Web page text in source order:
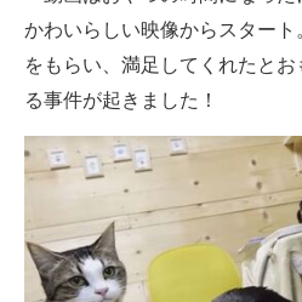
かわいらしい映像からスター
をもらい、満足してくれたと
る事件が起きました！